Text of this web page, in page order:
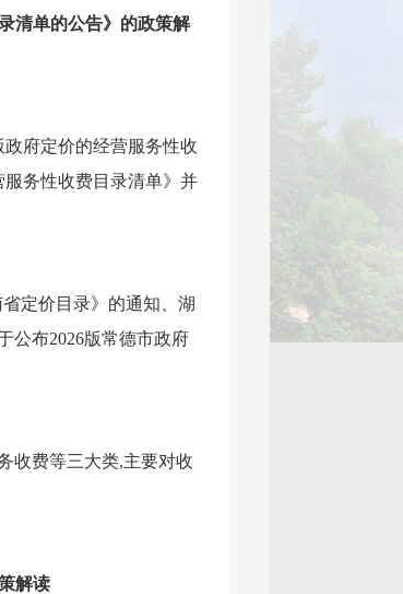
清单的公告》的政策解
府定价的经营服务性收
务性收费目录清单》并
定价目录》的通知、湖
公布2026版常德市政府
收费等三大类,主要对收
解读